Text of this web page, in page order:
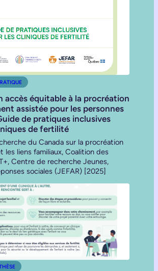
accès équitable à la procréation
assistée pour les personnes
de pratiques inclusives
de fertilité
du Canada sur la procréation
les liens familiaux, Coalition des
Centre de recherche Jeunes,
sociales (JEFAR) [2025]